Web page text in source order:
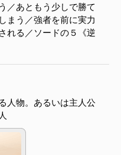
／あともう少しで勝て
まう／強者を前に実力
れる／ソードの５《逆
人物。あるいは主人公